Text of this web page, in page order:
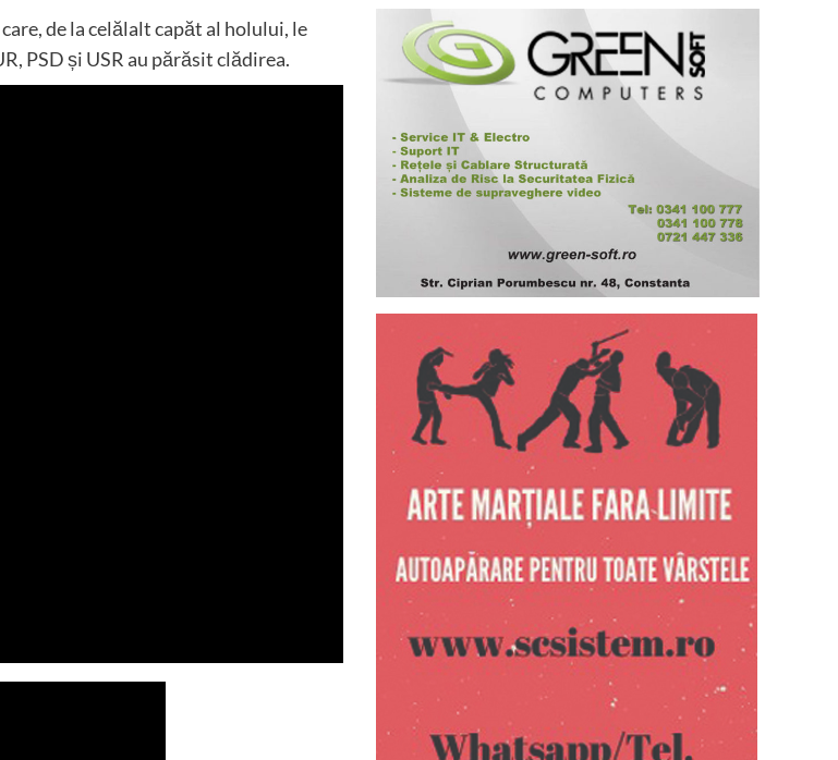
de la celălalt capăt al holului, le
PSD și USR au părăsit clădirea.